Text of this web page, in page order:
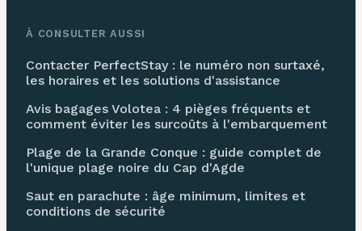
À CONSULTER AUSSI
Contacter PerfectStay : le numéro non surtaxé,
les horaires et les solutions d'assistance
Avis bagages Volotea : 4 pièges fréquents et
comment éviter les surcoûts à l'embarquement
Plage de la Grande Conque : guide complet de
l'unique plage noire du Cap d'Agde
Saut en parachute : âge minimum, limites et
conditions de sécurité